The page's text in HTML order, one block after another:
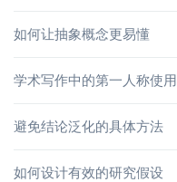
如何让抽象概念更易懂
学术写作中的第一人称使用
避免结论泛化的具体方法
如何设计有效的研究假设